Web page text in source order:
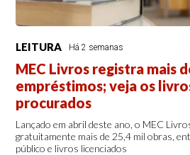
LEITURA Há 2 semanas
MEC Livros registra mais
empréstimos; veja os
procurados
Lançado em abril deste ano, o MEC
gratuitamente mais de 25,4 mil obras,
público e livros licenciados